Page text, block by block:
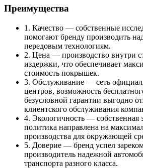
Преимущества
1. Качество — собственные
помогают бренду производить
передовым технологиям.
2. Цена — производство внутри
издержки, что обеспечивает
стоимость покрышек.
3. Обслуживание — сеть
центров, возможность
безусловной гарантии выгодно
клиентского обслуживания
4. Экологичность — собственная
политика направлена на
производства для окружающей
5. Доверие — бренд успел
производитель надежной
транспорта разного класса.